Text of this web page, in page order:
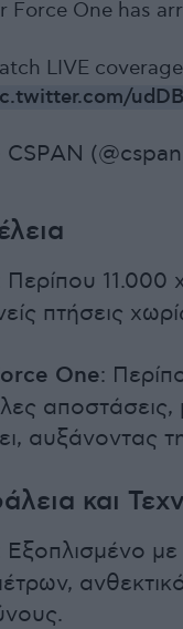
Force One has
LIVE
Περίπου 11.000
πτήσεις
One:
αυξάνοντας
και
Εξοπλισμένο